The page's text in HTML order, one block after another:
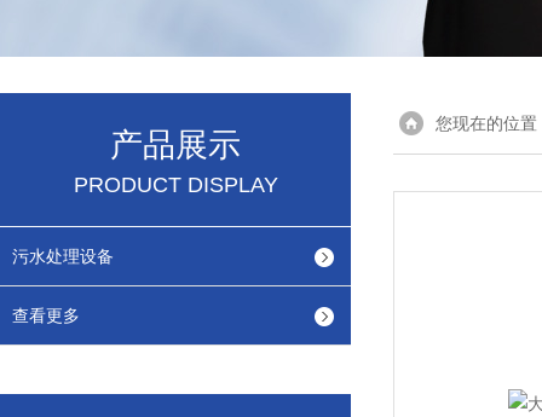
产品展示
PRODUCT DISPLAY
污水处理设备
查看更多
您现在的位置